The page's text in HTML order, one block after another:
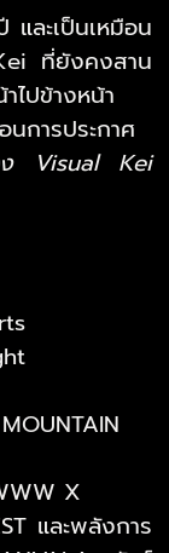
ละเป็นเหมือน
ที่ยังคงสาน
ไปข้างหน้า
การประกาศ
อง Visual Kei
X
และพลังการ